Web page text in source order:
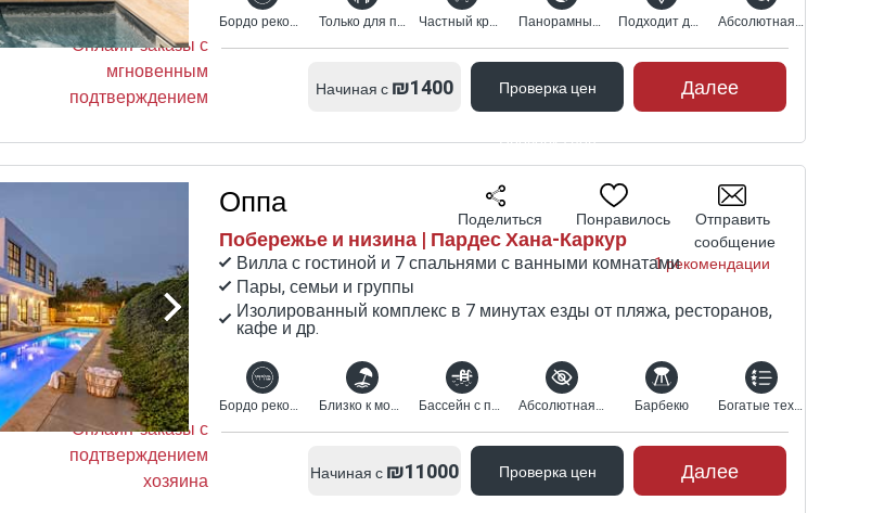
Бордо рекомендует Только для пар Частный крытый бассейн с подогревом Панорамный вид Подходит для религиозных Абсолютная конфиденциальность
Онлайн-заказы с
мгновенным
подтверждением
Начиная с₪1400 Проверка цен
Проверка цен
Далее
Оппа
Побережье и низина | Пардес Хана-Каркур
1 рекомендации
Вилла с гостиной и 7 спальнями с ванными комнатами
Пары, семьи и группы
Изолированный комплекс в 7 минутах езды от пляжа, ресторанов,
кафе и др.
Поделиться Понравилось
Отправить
сообщение
Бордо рекомендует Близко к морю Бассейн с подогревом Абсолютная конфиденциальность Барбекю Богатые технические характеристики
Онлайн-заказы с
подтверждением
хозяина
Начиная с₪11000 Проверка цен Далее